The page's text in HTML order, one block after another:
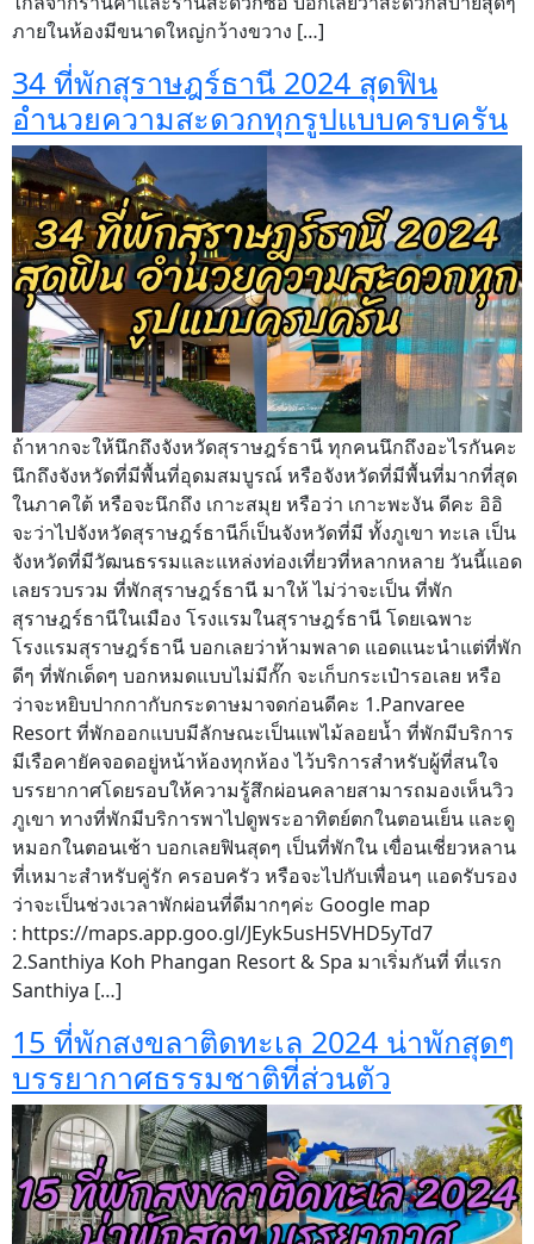
ภายในห้องมีขนาดใหญ่กว้างขวาง […]
34 ที่พักสุราษฎร์ธานี 2024 สุดฟิน
อำนวยความสะดวกทุกรูปแบบครบครัน
ถ้าหากจะให้นึกถึงจังหวัดสุราษฎร์ธานี ทุกคนนึกถึงอะไรกันคะ
นึกถึงจังหวัดที่มีพื้นที่อุดมสมบูรณ์ หรือจังหวัดที่มีพื้นที่มากที่สุด
ในภาคใต้ หรือจะนึกถึง เกาะสมุย หรือว่า เกาะพะงัน ดีคะ อิอิ
จะว่าไปจังหวัดสุราษฎร์ธานีก็เป็นจังหวัดที่มี ทั้งภูเขา ทะเล เป็น
จังหวัดที่มีวัฒนธรรมและแหล่งท่องเที่ยวที่หลากหลาย วันนี้แอด
เลยรวบรวม ที่พักสุราษฎร์ธานี มาให้ ไม่ว่าจะเป็น ที่พัก
สุราษฎร์ธานีในเมือง โรงแรมในสุราษฎร์ธานี โดยเฉพาะ
โรงแรมสุราษฎร์ธานี บอกเลยว่าห้ามพลาด แอดแนะนำแต่ที่พัก
ดีๆ ที่พักเด็ดๆ บอกหมดแบบไม่มีกั๊ก จะเก็บกระเป๋ารอเลย หรือ
ว่าจะหยิบปากกากับกระดาษมาจดก่อนดีคะ 1.Panvaree
Resort ที่พักออกแบบมีลักษณะเป็นแพไม้ลอยน้ำ ที่พักมีบริการ
มีเรือคายัคจอดอยู่หน้าห้องทุกห้อง ไว้บริการสำหรับผู้ที่สนใจ
บรรยากาศโดยรอบให้ความรู้สึกผ่อนคลายสามารถมองเห็นวิว
ภูเขา ทางที่พักมีบริการพาไปดูพระอาทิตย์ตกในตอนเย็น และดู
หมอกในตอนเช้า บอกเลยฟินสุดๆ เป็นที่พักใน เขื่อนเชี่ยวหลาน
ที่เหมาะสำหรับคู่รัก ครอบครัว หรือจะไปกับเพื่อนๆ แอดรับรอง
ว่าจะเป็นช่วงเวลาพักผ่อนที่ดีมากๆค่ะ Google map
: https://maps.app.goo.gl/JEyk5usH5VHD5yTd7
2.Santhiya Koh Phangan Resort & Spa มาเริ่มกันที่ ที่แรก
Santhiya […]
15 ที่พักสงขลาติดทะเล 2024 น่าพักสุดๆ
บรรยากาศธรรมชาติที่ส่วนตัว